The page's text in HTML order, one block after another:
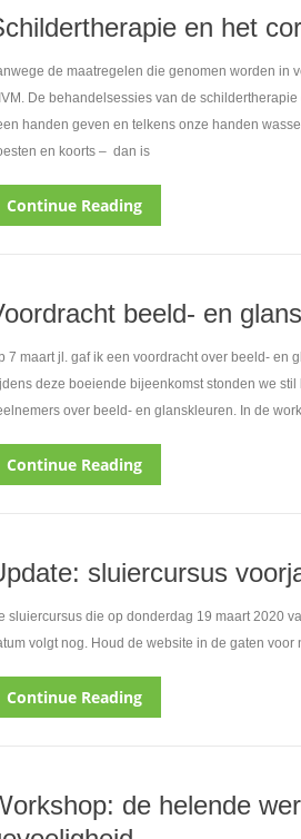
en het
de maatregelen die genomen worden in
De behandelsessies van de
handen geven en telkens onze handen
en koorts – dan is
Continue Reading
beeld- en
7 maart jl. gaf ik een voordracht over beeld- en
deze boeiende bijeenkomst stonden we
over beeld- en glanskleuren. In de
Continue Reading
sluiercursus
sluiercursus die op donderdag 19 maart 2020
volgt nog. Houd de website in de gaten voor
Continue Reading
de helende